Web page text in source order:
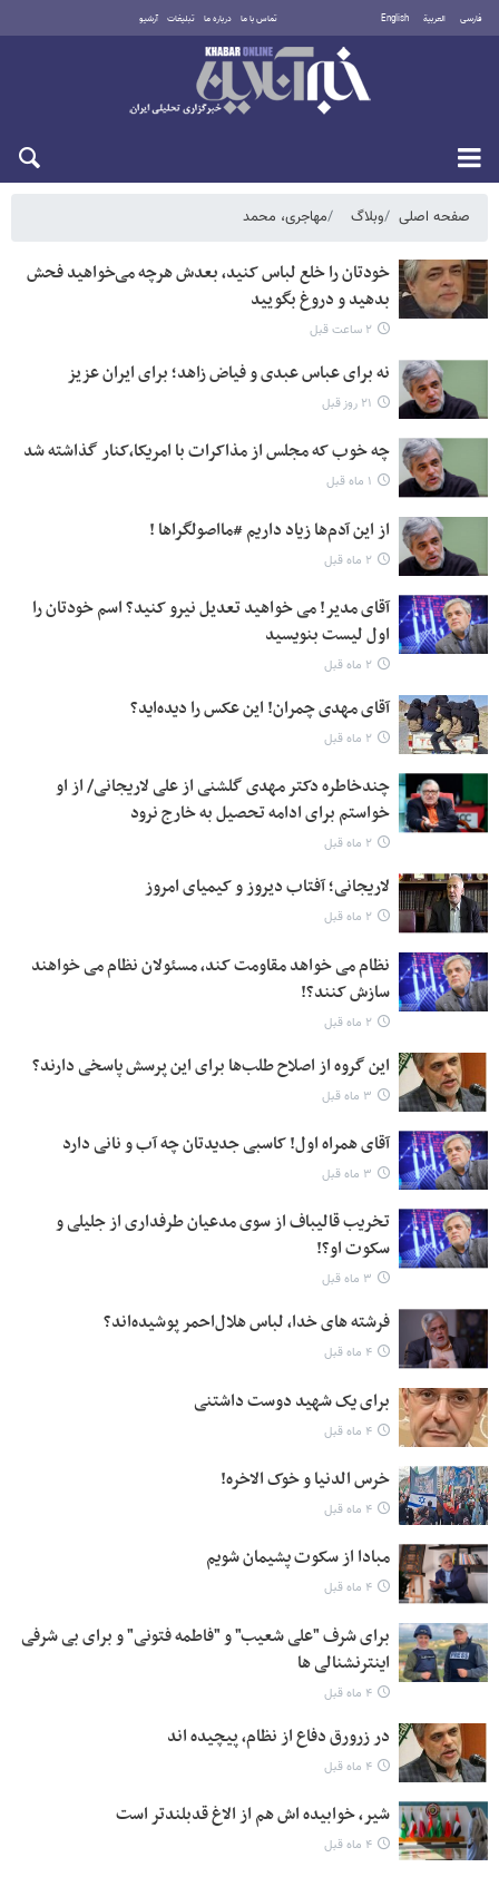
فارسی العربية English تماس با ما درباره ما تبلیغات آرشیو
جمعه ۱۶ مرداد ۱۴۰۵
صفحه اصلی وبلاگ مهاجری، محمد
خودتان را خلع لباس کنید، بعدش هرچه می‌خواهید فحش
بدهید و دروغ بگویید
۲ ساعت قبل
نه برای عباس عبدی و فیاض زاهد؛ برای ایران عزیز
۲۱ روز قبل
چه خوب که مجلس از مذاکرات با امریکا،کنار گذاشته شد
۱ ماه قبل
از این آدم‌ها زیاد داریم #مااصولگراها !
۲ ماه قبل
آقای مدیر! می خواهید تعدیل نیرو کنید؟ اسم خودتان را
اول لیست بنویسید
۲ ماه قبل
آقای مهدی چمران! این عکس را دیده‌اید؟
۲ ماه قبل
چندخاطره دکتر مهدی گلشنی از علی لاریجانی/ از او
خواستم برای ادامه تحصیل به خارج نرود
۲ ماه قبل
لاریجانی؛ آفتاب دیروز و کیمیای امروز
۲ ماه قبل
نظام می خواهد مقاومت کند، مسئولان نظام می خواهند
سازش کنند؟!
۲ ماه قبل
این گروه از اصلاح طلب‌ها برای این پرسش پاسخی دارند؟
۳ ماه قبل
آقای همراه اول! کاسبی جدیدتان چه آب و نانی دارد
۳ ماه قبل
تخریب قالیباف از سوی مدعیان طرفداری از جلیلی و
سکوت او؟!
۳ ماه قبل
فرشته های خدا، لباس هلال‌احمر پوشیده‌اند؟
۴ ماه قبل
برای یک شهید دوست داشتنی
۴ ماه قبل
خرس الدنیا و خوک الاخره!
۴ ماه قبل
مبادا از سکوت پشیمان شویم
۴ ماه قبل
برای شرف "علی شعیب" و "فاطمه فتونی" و برای بی شرفی
اینترنشنالی ها
۴ ماه قبل
در زرورق دفاع از نظام، پیچیده اند
۴ ماه قبل
شیر، خوابیده اش هم از الاغ قدبلندتر است
۴ ماه قبل